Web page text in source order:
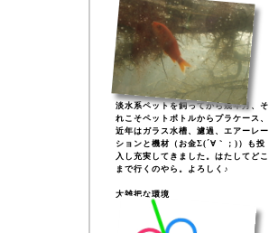
淡水系ペットを飼ってから幾年月、そ
れこそペットボトルからプラケース、
近年はガラス水槽、濾過、エアーレー
ションと機材（お金Σ(´∀｀；)）も投
入し充実してきました。はたしてどこ
まで行くのやら。よろしく♪
大雑把な環境